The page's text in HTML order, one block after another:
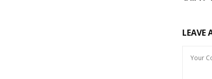
LEAVE